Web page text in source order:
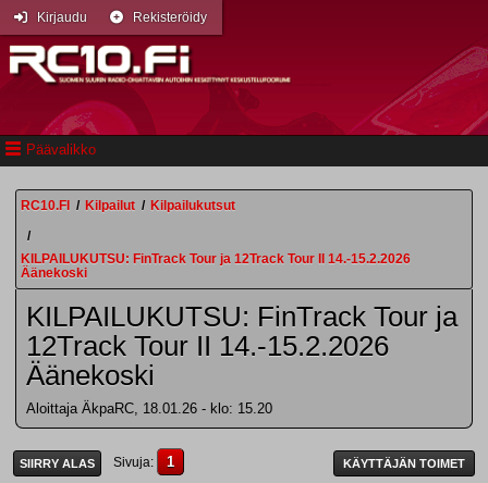
Päävalikko
Kirjaudu Rekisteröidy
RC10.FI / Kilpailut / Kilpailukutsut
/
KILPAILUKUTSU: FinTrack Tour ja 12Track Tour II 14.-15.2.2026
Äänekoski
KILPAILUKUTSU: FinTrack Tour ja
12Track Tour II 14.-15.2.2026
Äänekoski
Aloittaja ÄkpaRC, 18.01.26 - klo: 15.20
SIIRRY ALAS Sivuja 1 KÄYTTÄJÄN TOIMET